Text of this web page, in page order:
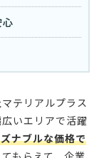
テリアルプラス
いエリアで活躍
ナブルな価格で